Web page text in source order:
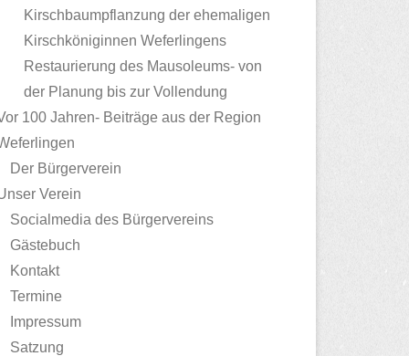
Kirschbaumpflanzung der ehemaligen
Kirschköniginnen Weferlingens
Restaurierung des Mausoleums- von
der Planung bis zur Vollendung
100 Jahren- Beiträge aus der Region
Der Bürgerverein
Verein
Socialmedia des Bürgervereins
Gästebuch
Kontakt
Termine
Impressum
Satzung